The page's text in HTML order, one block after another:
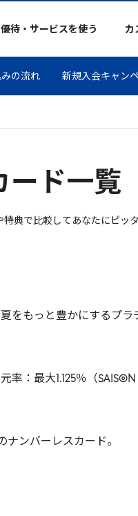
優待・サービスを使う カ
みの流れ 新規入会キャン
ード一覧
典で比較してあなたにピッ
をもっと豊かにするプラ
：最大1.125％（
ナンバーレスカード。